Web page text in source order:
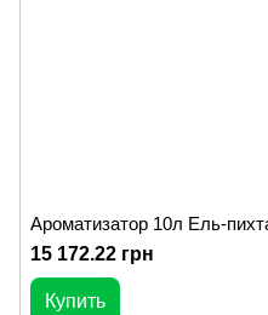
Ароматизатор 10л Ель-
15 172.22 грн
Купить